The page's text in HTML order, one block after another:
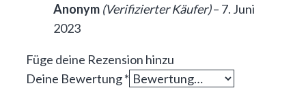
Anonym (Verifizierter Käufer)– 7. Juni
2023
Füge deine Rezension hinzu
Deine Bewertung*